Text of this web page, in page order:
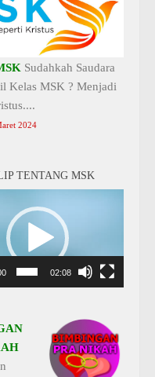
Sudahkah Saudara
Kelas MSK ? Menjadi
2024
TENTANG MSK
02:08